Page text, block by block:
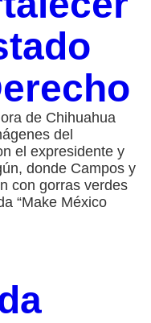
de Chihuahua
del
el expresidente y
donde Campos y
con gorras verdes
“Make México